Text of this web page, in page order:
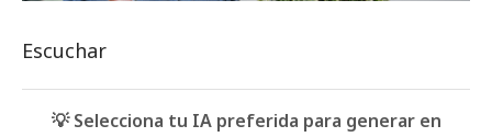
Escuchar
💡 Selecciona tu IA preferida para generar en